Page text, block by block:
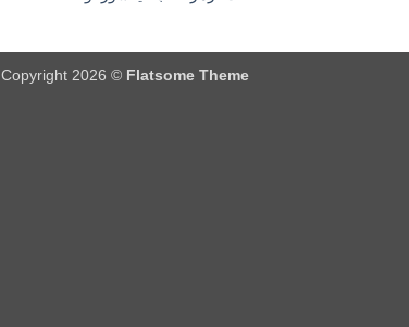
Copyright 2026 © Flatsome Theme